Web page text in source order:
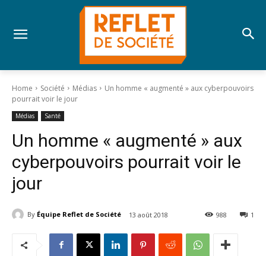
Home Société Médias
Un homme « augmenté » aux cyberpouvoirs
pourrait voir le jour
Médias Santé
Un homme « augmenté » aux
cyberpouvoirs pourrait voir le
jour
By Équipe Reflet de Société 13 août 2018 1
988